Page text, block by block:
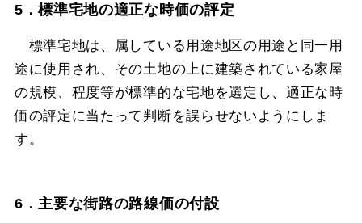
5．標準宅地の適正な時価の評定
標準宅地は、属している用途地区の用途と同一用
途に使用され、その土地の上に建築されている家屋
の規模、程度等が標準的な宅地を選定し、適正な時
価の評定に当たって判断を誤らせないようにしま
す。
6．主要な街路の路線価の付設